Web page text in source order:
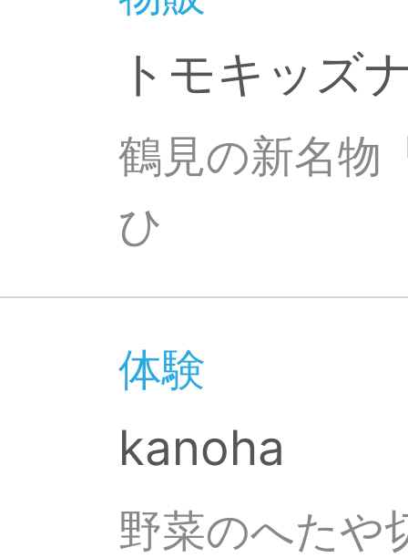
トモキッズ
鶴見の新名物
ひ
体験
kanoha
野菜のへたや